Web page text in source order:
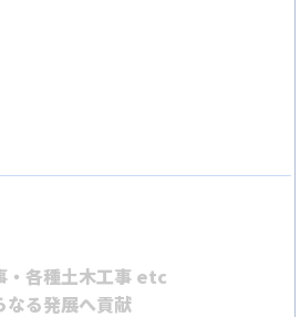
・各種土木工事 etc
なる発展へ貢献